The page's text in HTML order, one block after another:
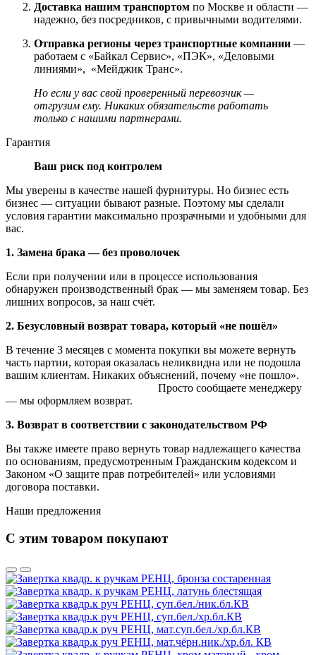
Доставка нашим транспортом по Москве и области —
надежно, без посредников, с привычными водителями.
Отправка регионы через транспортные компании —
работаем с «Байкал Сервис», «ПЭК», «Деловыми
линиями», «Мейджик Транс».
Но если у вас свой проверенный перевозчик —
отгрузим ему. Никаких обязательств работать
только с нашими партнерами.
Гарантия
Ваш риск под контролем
Мы уверены в качестве нашей фурнитуры. Но бизнес есть
бизнес — ситуации бывают разные. Поэтому мы сделали
условия гарантии максимально прозрачными и удобными для
вас.
1. Замена брака — без проволочек
Если при получении или в процессе использования
обнаружен производственный брак — мы заменяем товар. Без
лишних вопросов, за наш счёт.
2. Безусловный возврат товара, который «не пошёл»
В течение 3 месяцев с момента покупки вы можете вернуть
часть партии, которая оказалась неликвидна или не подошла
вашим клиентам. Никаких объяснений, почему «не пошло».
Просто сообщаете менеджеру
— мы оформляем возврат.
3. Возврат в соответствии с законодательством РФ
Вы также имеете право вернуть товар надлежащего качества
по основаниям, предусмотренным Гражданским кодексом и
Законом «О защите прав потребителей» или условиями
договора поставки.
Наши предложения
С этим товаром покупают